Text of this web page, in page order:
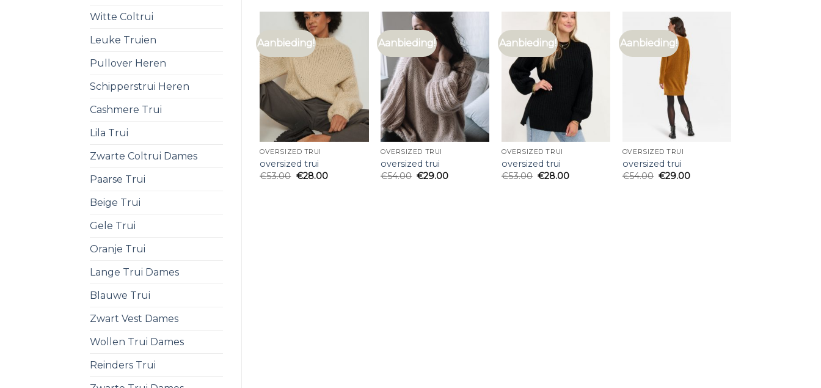
Witte Coltrui
Leuke Truien
Pullover Heren
Schipperstrui Heren
Cashmere Trui
Lila Trui
Zwarte Coltrui Dames
Paarse Trui
Beige Trui
Gele Trui
Oranje Trui
Lange Trui Dames
Blauwe Trui
Zwart Vest Dames
Wollen Trui Dames
Reinders Trui
Aanbieding!
OVERSIZED TRUI
oversized trui
€53.00 €28.00
Aanbieding!
OVERSIZED TRUI
oversized trui
€54.00 €29.00
Aanbieding!
OVERSIZED TRUI
oversized trui
€53.00 €28.00
Aanbieding!
OVERSIZED TRUI
oversized trui
€54.00 €29.00